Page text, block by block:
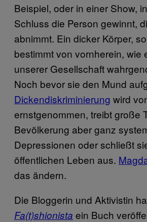
Beispiel, oder in einer Show,
Schluss die Person gewinnt,
abnimmt. Ein dicker Körper,
bestimmt von vornherein, wie
unserer Gesellschaft
Noch bevor sie den Mund
Dickendiskriminierung wird
ernstgenommen, treibt große
Bevölkerung aber ganz
Depressionen oder schließt
öffentlichen Leben aus.
das ändern.
Die Bloggerin und Aktivistin
Fa(t)shionista ein Buch